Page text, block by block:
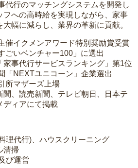
代行のマッチングシステムを開発し
フへの高時給を実現しながら、家事
幅に減らし、業界の革新に貢献。
イクメンアワード特別奨励賞受賞
いベンチャー100」に選出
事代行サービスランキング」第1位
NEXTユニコーン」企業選出
所マザーズ上場
聞、読売新聞、テレビ朝日、日本テ
ディアにて掲載
理代行)、ハウスクリーニング
清掃
び運営